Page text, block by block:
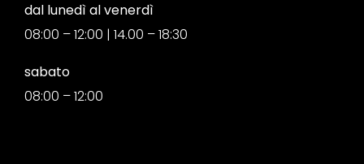
dal lunedì al venerdì
08:00 – 12:00 | 14.00 – 18:30
sabato
08:00 – 12:00